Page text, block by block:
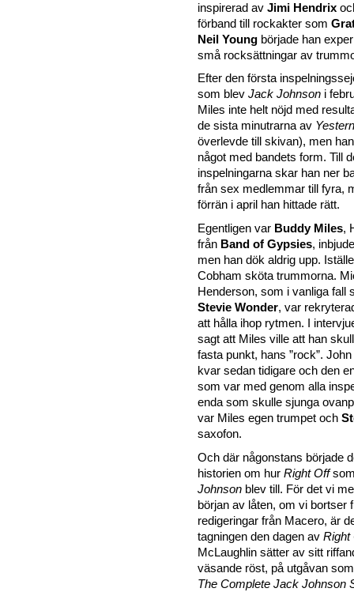
inspirerad av Jimi Hendrix
förband till rockakter som
Neil Young började han
små rocksättningar av
Efter den första
som blev Jack Johnson i
Miles inte helt nöjd med
de sista minutrarna av
överlevde till skivan), men
något med bandets form. Till
inspelningarna skar han ner
från sex medlemmar till fyra,
förrän i april han hittade rätt.
Egentligen var Buddy Miles,
från Band of Gypsies,
men han dök aldrig upp.
Cobham sköta trummorna.
Henderson, som i vanliga fall
Stevie Wonder, var
att hålla ihop rytmen. I
sagt att Miles ville att han
fasta punkt, hans
rock .
kvar sedan tidigare och den
som var med genom alla
enda som skulle sjunga
var Miles egen trumpet och
saxofon.
Och där någonstans började
historien om hur Right Off
Johnson blev till. För det vi
början av låten, om vi bortser
redigeringar från Macero, är
tagningen den dagen av Right
McLaughlin sätter av sitt
väsande röst, på utgåvan
The Complete Jack Johnson